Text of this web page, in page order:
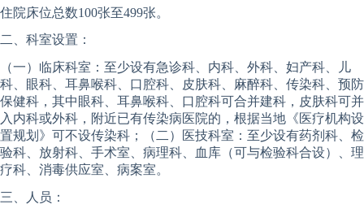
住院床位总数100张至499张。
二、科室设置：
（一）临床科室：至少设有急诊科、内科、外科、妇产科、儿
科、眼科、耳鼻喉科、口腔科、皮肤科、麻醉科、传染科、预防
保健科，其中眼科、耳鼻喉科、口腔科可合并建科，皮肤科可并
入内科或外科，附近已有传染病医院的，根据当地《医疗机构设
置规划》可不设传染科；（二）医技科室：至少设有药剂科、检
验科、放射科、手术室、病理科、血库（可与检验科合设）、理
疗科、消毒供应室、病案室。
三、人员：